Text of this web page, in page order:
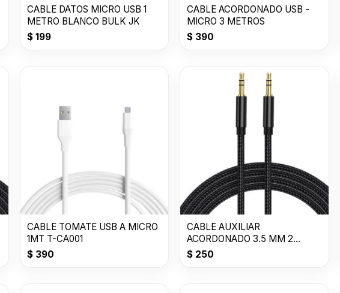
CABLE DATOS MICRO USB 1
METRO BLANCO BULK JK
$199
CABLE ACORDONADO USB -
MICRO 3 METROS
$ 390
CABLE TOMATE USB A MICRO
1MT T-CA001
$390
CABLE AUXILIAR
ACORDONADO 3.5 MM 2
METROS
$ 250